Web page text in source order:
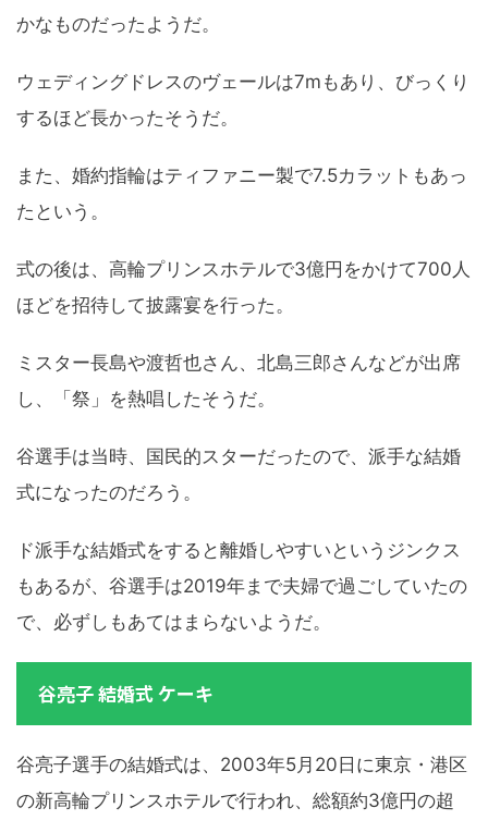
かなものだったようだ。
ウェディングドレスのヴェールは7mもあり、びっくり
するほど長かったそうだ。
また、婚約指輪はティファニー製で7.5カラットもあっ
たという。
式の後は、高輪プリンスホテルで3億円をかけて700人
ほどを招待して披露宴を行った。
ミスター長島や渡哲也さん、北島三郎さんなどが出席
し、「祭」を熱唱したそうだ。
谷選手は当時、国民的スターだったので、派手な結婚
式になったのだろう。
ド派手な結婚式をすると離婚しやすいというジンクス
もあるが、谷選手は2019年まで夫婦で過ごしていたの
で、必ずしもあてはまらないようだ。
谷亮子 結婚式 ケーキ
谷亮子選手の結婚式は、2003年5月20日に東京・港区
の新高輪プリンスホテルで行われ、総額約3億円の超